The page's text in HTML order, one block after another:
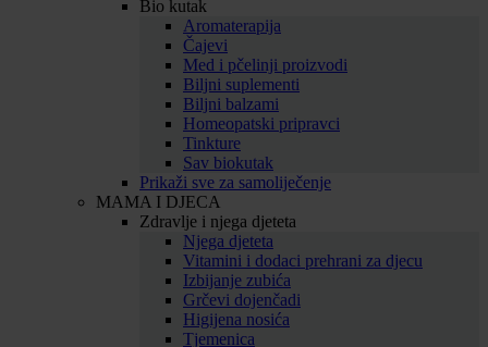
Bio kutak
Aromaterapija
Čajevi
Med i pčelinji proizvodi
Biljni suplementi
Biljni balzami
Homeopatski pripravci
Tinkture
Sav biokutak
Prikaži sve za samoliječenje
MAMA I DJECA
Zdravlje i njega djeteta
Njega djeteta
Vitamini i dodaci prehrani za djecu
Izbijanje zubića
Grčevi dojenčadi
Higijena nosića
Tjemenica